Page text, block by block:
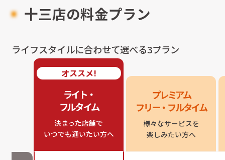
十三店の料金プラン
ライフスタイルに合わせて選べる3プラン
オススメ!
ライト・
フルタイム
決まった店舗で
いつでも通いたい方へ
プレミアム
フリー・フルタイム
様々なサービスを
楽しみたい方へ